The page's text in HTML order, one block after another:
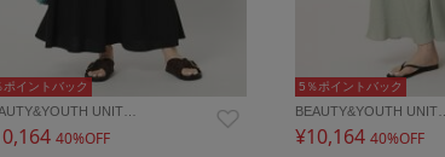
ポイントバック
UNIT…
40%OFF
5％ポイントバック
BEAUTY&YOUTH UNIT…
¥10,164 40%OFF